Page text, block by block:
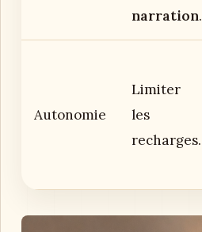
narration.
Autonomie
Limiter
les
recharges.